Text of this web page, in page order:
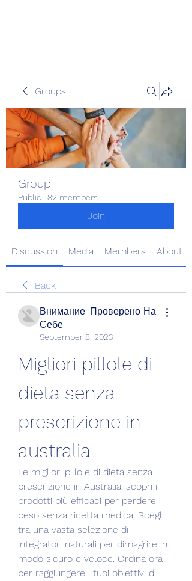
Groups
Group
Public · 82 members
Join
Discussion Media Members About
Back
Внимание! Проверено На
Себе
September 8, 2023
Migliori pillole di
dieta senza
prescrizione in
australia
Le migliori pillole di dieta senza
prescrizione in Australia: scopri i
prodotti più efficaci per perdere
peso senza ricetta medica. Scegli
tra una vasta selezione di
integratori naturali per dimagrire in
modo sicuro e veloce. Ordina ora
per raggiungere i tuoi obiettivi di